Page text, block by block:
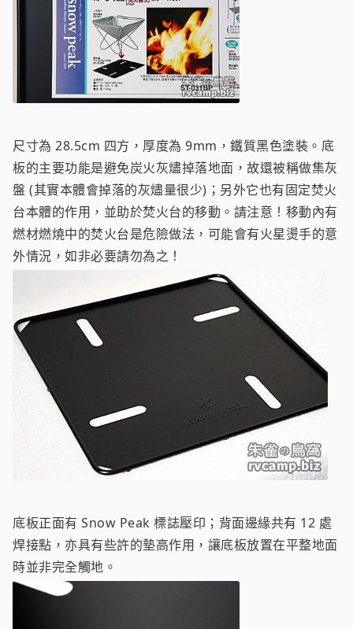
尺寸為 28.5cm 四方，厚度為 9mm，鐵質黑色塗裝。底
板的主要功能是避免炭火灰燼掉落地面，故還被稱做集灰
盤 (其實本體會掉落的灰燼量很少)；另外它也有固定焚火
台本體的作用，並助於焚火台的移動。請注意！移動內有
燃材燃燒中的焚火台是危險做法，可能會有火星燙手的意
外情況，如非必要請勿為之！
底板正面有 Snow Peak 標誌壓印；背面邊緣共有 12 處
焊接點，亦具有些許的墊高作用，讓底板放置在平整地面
時並非完全觸地。